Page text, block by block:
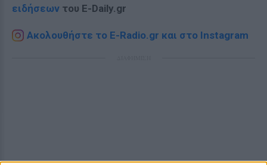
ειδήσεων του E-Daily.gr
Ακολουθήστε το E-Radio.gr και στο Instagram